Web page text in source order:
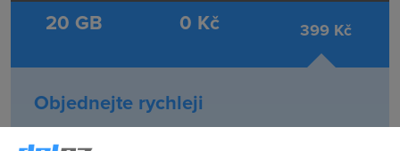
20 GB
0 Kč
399 Kč
Objednejte rychleji